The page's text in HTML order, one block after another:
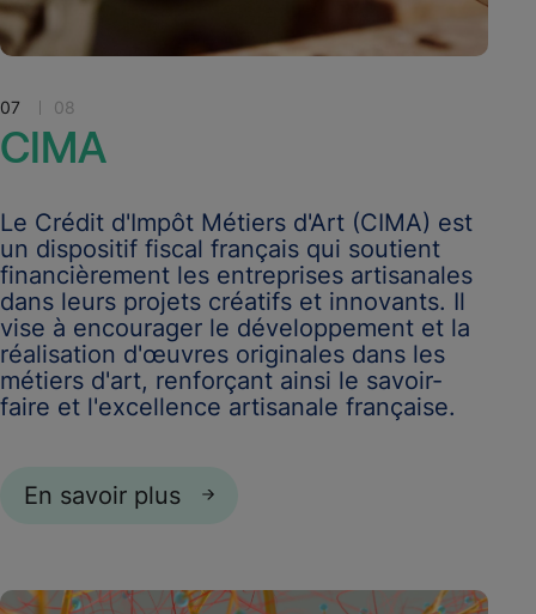
07 08
CIMA
Le Crédit d'Impôt Métiers d'Art (CIMA) est
un dispositif fiscal français qui soutient
financièrement les entreprises artisanales
dans leurs projets créatifs et innovants. Il
vise à encourager le développement et la
réalisation d'œuvres originales dans les
métiers d'art, renforçant ainsi le savoir-
faire et l'excellence artisanale française.
En savoir plus